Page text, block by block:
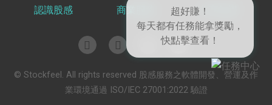
認識股感 商業服務 共享知識
© Stockfeel. All rights reserved 股感服務之軟體開發、營運及作
業環境通過 ISO/IEC 27001:2022 驗證
登入股感會員，閱讀
任一文章
出國就缺這咖？股
感會員免費帶回